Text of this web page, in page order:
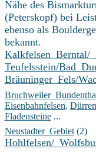
Nähe des
(Peterskopf) bei
ebenso als
bekannt.
Kalkfelsen_Berntal/
Teufelsstein/
Bräuninger_Fels/
Eisenbahnfelsen,
Fladensteine...
Neustadter_Gebiet(2)
Hohlfelsen/